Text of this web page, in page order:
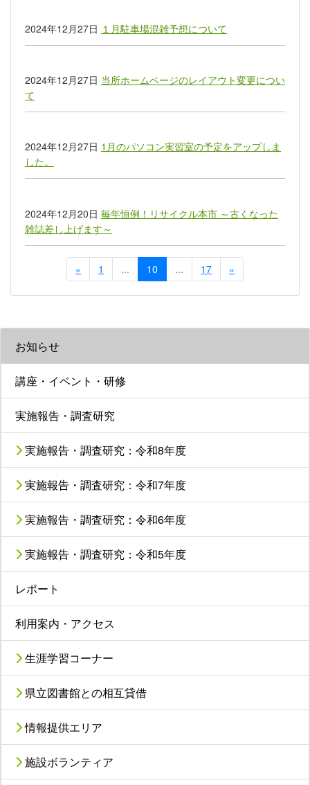
お知らせ
講座・イベント・研修
実施報告・調査研究
実施報告・調査研究：令和8年度
実施報告・調査研究：令和7年度
実施報告・調査研究：令和6年度
実施報告・調査研究：令和5年度
レポート
利用案内・アクセス
生涯学習コーナー
県立図書館との相互貸借
情報提供エリア
施設ボランティア
2024年12月27日 １月駐車場混雑予想について
2024年12月27日 当所ホームページのレイアウト変更につい
て
2024年12月27日 1月のパソコン実習室の予定をアップしま
した。
2024年12月20日 毎年恒例！リサイクル本市 ～古くなった
雑誌差し上げます～
« 1 ... 10 ... 17 »